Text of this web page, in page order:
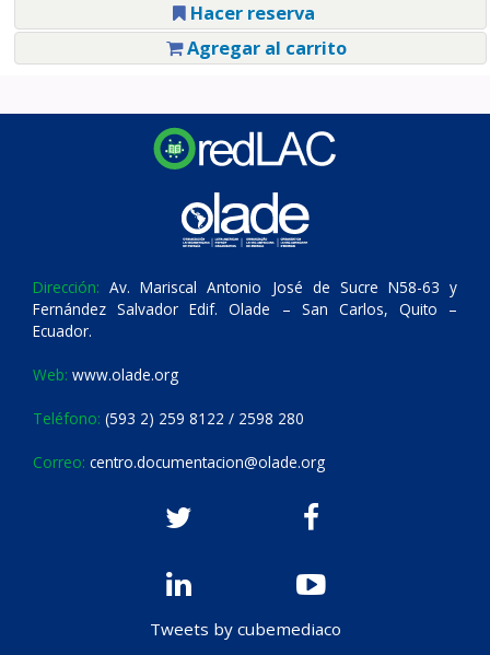
Hacer reserva
Agregar al carrito
Dirección: Av. Mariscal Antonio José de Sucre N58-63 y
Fernández Salvador Edif. Olade – San Carlos, Quito –
Ecuador.
Web: www.olade.org
Teléfono: (593 2) 259 8122 / 2598 280
Correo: centro.documentacion@olade.org
Tweets by cubemediaco